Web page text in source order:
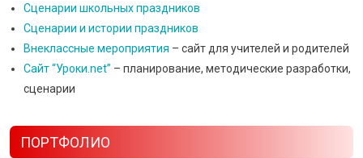
Сценарии школьных праздников
Сценарии и истории праздников
Внеклассные мероприятия – сайт для учителей и родителей
Сайт “Уроки.net” – планирование, методические разработки,
сценарии
ПОРТФОЛИО